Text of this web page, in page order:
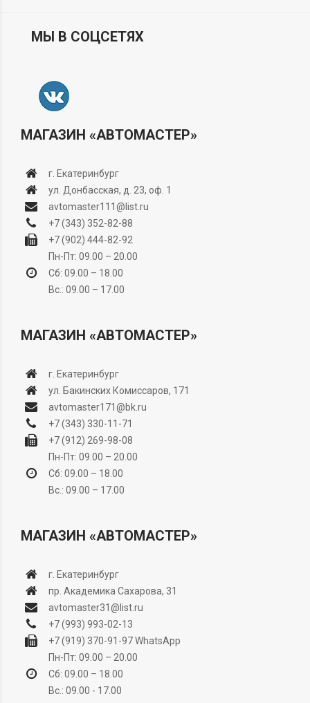
МЫ В СОЦСЕТЯХ
МАГАЗИН «АВТОМАСТЕР»
г. Екатеринбург
ул. Донбасская, д. 23, оф. 1
avtomaster111@list.ru
+7 (343) 352-82-88
+7 (902) 444-82-92
Пн-Пт: 09.00 – 20.00
Сб: 09.00 – 18.00
Вс.: 09.00 – 17.00
МАГАЗИН «АВТОМАСТЕР»
г. Екатеринбург
ул. Бакинских Комиссаров, 171
avtomaster171@bk.ru
+7 (343) 330-11-71
+7 (912) 269-98-08
Пн-Пт: 09.00 – 20.00
Сб: 09.00 – 18.00
Вс.: 09.00 – 17.00
МАГАЗИН «АВТОМАСТЕР»
г. Екатеринбург
пр. Академика Сахарова, 31
avtomaster31@list.ru
+7 (993) 993-02-13
+7 (919) 370-91-97WhatsApp
Пн-Пт: 09.00 – 20.00
Сб: 09.00 – 18.00
Вс.: 09.00 - 17.00